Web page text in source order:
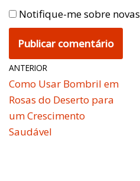
Notifique-me sobre
ANTERIOR
Como Usar Bombril em
Rosas do Deserto para
um Crescimento
Saudável